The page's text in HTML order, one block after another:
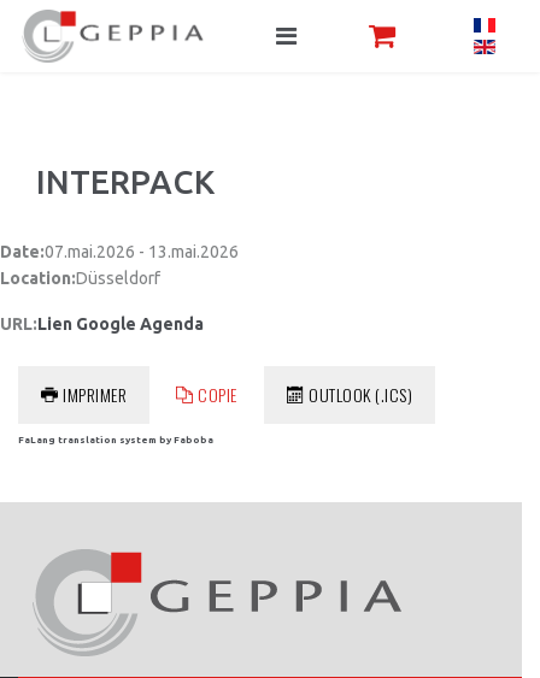
INTERPACK
Date:07.mai.2026 - 13.mai.2026
Location:Düsseldorf
URL:Lien Google Agenda
IMPRIMER COPIE OUTLOOK (.ICS)
FaLang translation system by Faboba